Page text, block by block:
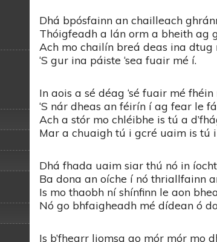
Dhá bpósfainn an chailleach
Thóigfeadh a lán orm a bheith ag
Ach mo chailín breá deas ina dtug
‘S gur ina páiste ‘sea fuair mé í.
In aois a sé déag ‘sé fuair mé fhéin
‘S nár dheas an féirín í ag fear le
Ach a stór mo chléibhe is tú a
Mar a chuaigh tú i gcré uaim is tú
Dhá fhada uaim siar thú nó in
Ba dona an oíche í nó thriallfainn
Is mo thaobh ní shínfinn le aon
Nó go bhfaigheadh mé dídean ó
Is b’fhearr liomsa go mór mór mo